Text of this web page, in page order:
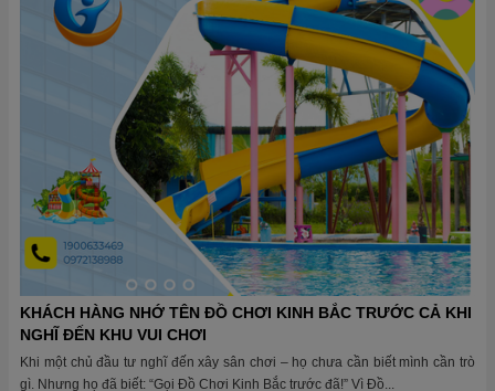
KHÁCH HÀNG NHỚ TÊN ĐỒ CHƠI KINH BẮC TRƯỚC CẢ KHI
NGHĨ ĐẾN KHU VUI CHƠI
Khi một chủ đầu tư nghĩ đến xây sân chơi – họ chưa cần biết mình cần trò
gì. Nhưng họ đã biết: “Gọi Đồ Chơi Kinh Bắc trước đã!” Vì Đồ...